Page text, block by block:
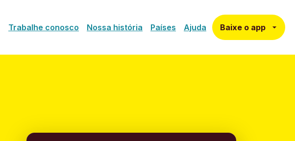
Trabalhe conosco Nossa história Países Ajuda Baixe o app